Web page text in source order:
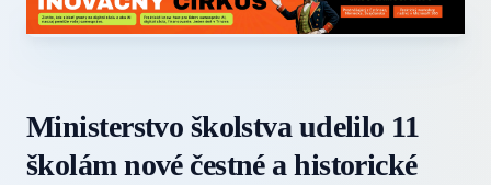
Ministerstvo školstva udelilo 11
školám nové čestné a historické